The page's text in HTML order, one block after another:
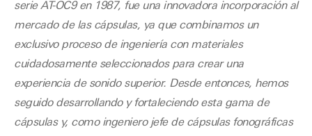
serie AT-OC9 en 1987, fue una innovadora incorporación al
mercado de las cápsulas, ya que combinamos un
exclusivo proceso de ingeniería con materiales
cuidadosamente seleccionados para crear una
experiencia de sonido superior. Desde entonces, hemos
seguido desarrollando y fortaleciendo esta gama de
cápsulas y, como ingeniero jefe de cápsulas fonográficas